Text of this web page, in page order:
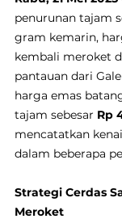
penurunan tajam
gram kemarin,
kembali meroket
pantauan dari
harga emas
tajam sebesar Rp
mencatatkan
dalam beberapa
Strategi Cerdas
Meroket